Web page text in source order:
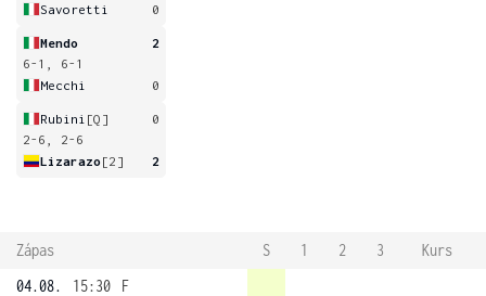
Savoretti
0
Mendo
2
6-1, 6-1
Mecchi
0
Rubini [Q]
0
2-6, 2-6
Lizarazo [2] 2
Zápas S 1 2 3
Kurs
04.08.
15:30
F